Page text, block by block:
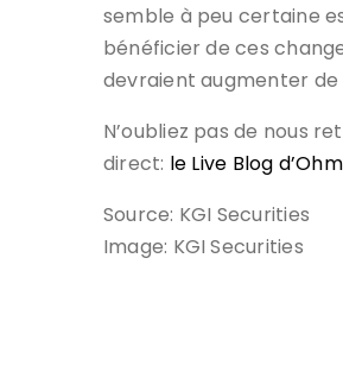
semble à peu certaine
bénéficier de ces
devraient augmenter de
N’oubliez pas de nous
direct: le Live Blog
Source: KGI Securities
Image: KGI Securities